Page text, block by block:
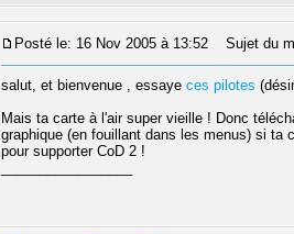
Posté le: 16 Nov 2005 à 13:52 Sujet du
salut, et bienvenue , essayeces pilotes
Mais ta carte à l'air super vieille ! Donc
graphique (en fouillant dans les menus) si ta
pour supporter CoD 2 !